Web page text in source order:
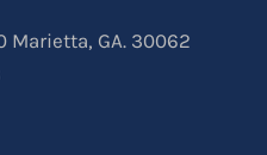
Marietta, GA. 30062